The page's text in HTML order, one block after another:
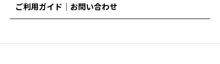
ご利用ガイド｜お問い合わせ